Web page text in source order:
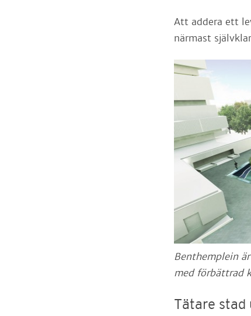
Att addera ett
närmast
Benthemplein
med förbättrad
Tätare stad